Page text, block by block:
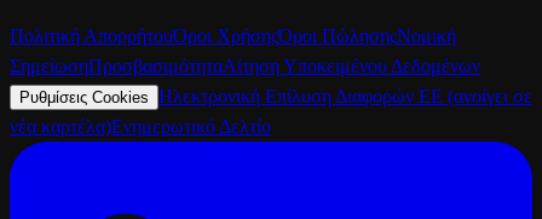
Πολιτική ΑπορρήτουΌροι ΧρήσηςΌροι ΠώλησηςΝομική
ΣημείωσηΠροσβασιμότηταΑίτηση Υποκειμένου Δεδομένων
Ρυθμίσεις Cookies Ηλεκτρονική Επίλυση Διαφορών ΕΕ (ανοίγει σε
νέα καρτέλα)Ενημερωτικό Δελτίο